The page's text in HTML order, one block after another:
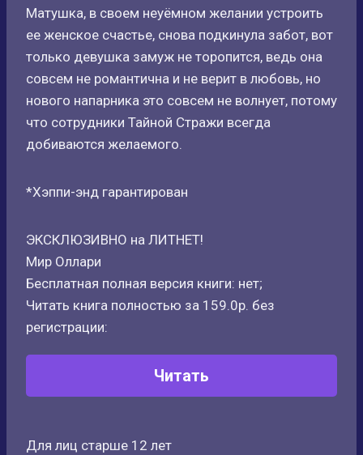
Матушка, в своем неуёмном желании устроить
ее женское счастье, снова подкинула забот, вот
только девушка замуж не торопится, ведь она
совсем не романтична и не верит в любовь, но
нового напарника это совсем не волнует, потому
что сотрудники Тайной Стражи всегда
добиваются желаемого.
*Хэппи-энд гарантирован
ЭКСКЛЮЗИВНО на ЛИТНЕТ!
Мир Оллари
Бесплатная полная версия книги: нет;
Читать книга полностью за 159.0р. без
регистрации:
Читать
Для лиц старше 12 лет